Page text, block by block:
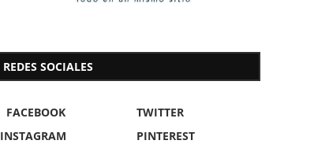
REDES SOCIALES
FACEBOOK
TWITTER
INSTAGRAM
PINTEREST